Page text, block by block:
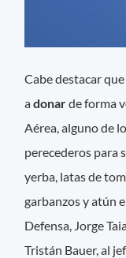
Cabe destacar
adonarde forma
Aérea, alguno de
perecederos para
yerba, latas de
garbanzos y atún
Defensa, Jorge
Tristán Bauer, al